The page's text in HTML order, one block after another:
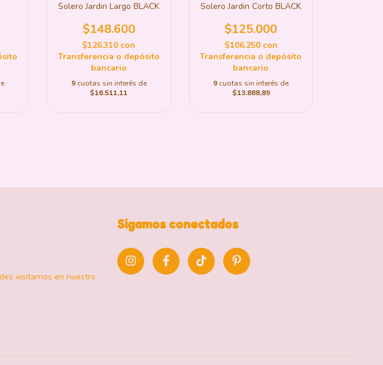
Solero Jardin Largo BLACK
$148.600
$126.310 con
Transferencia o depósito
bancario
9 cuotas sin interés de
$16.511,11
Solero Jardin Corto BLACK
$125.000
$106.250 con
Transferencia o depósito
bancario
9 cuotas sin interés de
$13.888,89
visitarnos en nuestro
Sigamos conectados